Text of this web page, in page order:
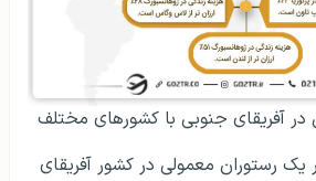
در آفریقای جنوبی با کشورهای مختلف
رستوران معمولی در کشور آفریقای